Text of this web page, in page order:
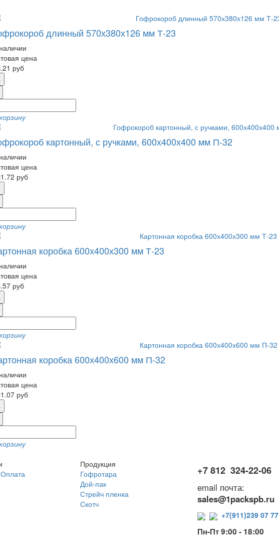
длинный 570х380х126 мм Т-23
цена
руб
картонный, с ручками, 600х400х400 мм П-32
цена
руб
коробка 600х400х300 мм Т-23
цена
руб
коробка 600х400х600 мм П-32
цена
руб
Продукция
Гофротара
Дой-пак
Стрейч пленка
Скотч
+7 812 324-22-06
email почта:
sales@1packspb.ru
+7(911)239 07 77
Пн-Пт 9:00 - 18:00